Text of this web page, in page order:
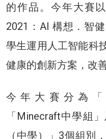
的作品。今年大賽
2021：AI 構想．智
學生運用人工智能科
健康的創新方案，改
今年大賽分為「
「Minecraft中學組
（中學）」3個組別